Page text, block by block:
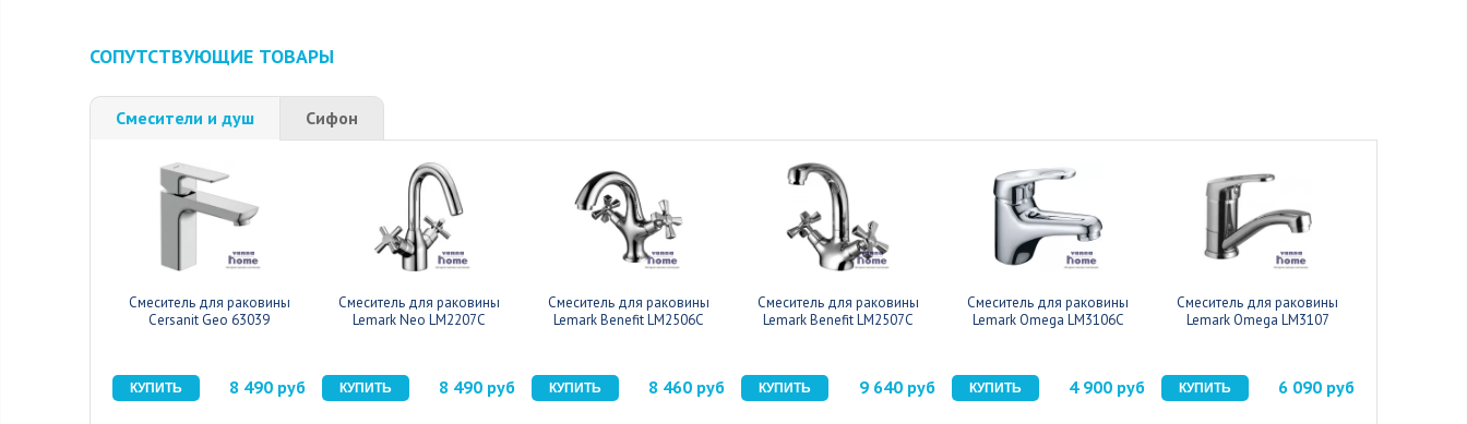
СОПУТСТВУЮЩИЕ ТОВАРЫ
Смесители и душ Сифон
Смеситель для раковины
Cersanit Geo 63039
8 490 руб
Смеситель для раковины
Lemark Neo LM2207C
8 490 руб
Смеситель для раковины
Lemark Benefit LM2506C
8 460 руб
Смеситель для раковины
Lemark Benefit LM2507C
9 640 руб
Смеситель для раковины
Lemark Omega LM3106C
4 900 руб
Смеситель для раковины
Lemark Omega LM3107
6 090 руб